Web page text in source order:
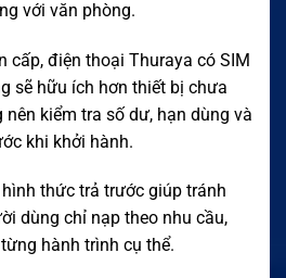
với văn phòng.
cấp, điện thoại Thuraya có SIM
sẽ hữu ích hơn thiết bị chưa
kiểm tra số dư, hạn dùng và
khi khởi hành.
thức trả trước giúp tránh
dùng chỉ nạp theo nhu cầu,
hành trình cụ thể.